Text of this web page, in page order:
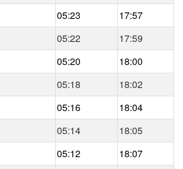
05:23
17:57
05:22
17:59
05:20
18:00
05:18
18:02
05:16
18:04
05:14
18:05
05:12
18:07